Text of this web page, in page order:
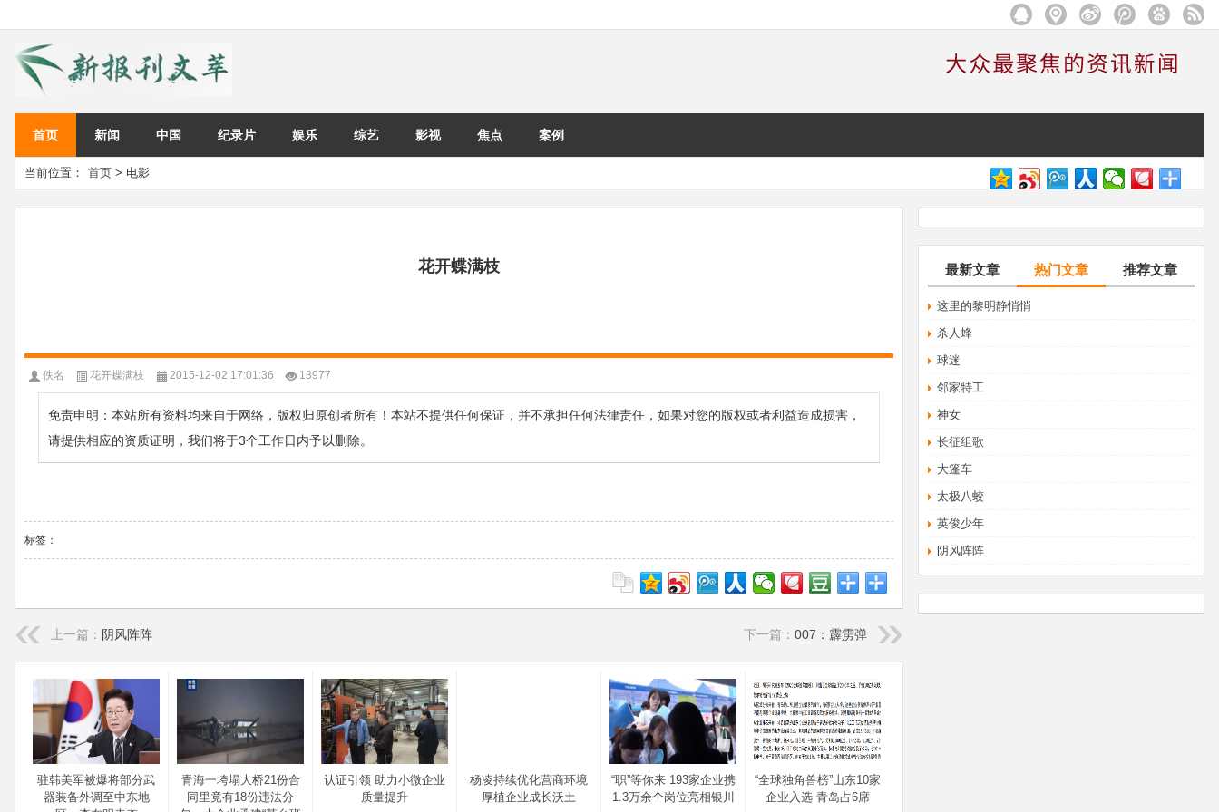
首页 新闻 中国 纪录片 娱乐 综艺 影视 焦点 案例
当前位置： 首页 > 电影
最新文章 热门文章 推荐文章
这里的黎明静悄悄
杀人蜂
球迷
邻家特工
神女
长征组歌
大篷车
太极八蛟
英俊少年
阴风阵阵
花开蝶满枝
佚名 花开蝶满枝 2015-12-02 17:01:36 13977
免责申明：本站所有资料均来自于网络，版权归原创者所有！本站不提供任何保证，并不承担任何法律责任，如果对您的版权或者利益造成损害，
请提供相应的资质证明，我们将于3个工作日内予以删除。
标签：
上一篇： 阴风阵阵 下一篇： 007：霹雳弹
驻韩美军被爆将部分武
器装备外调至中东地
青海一垮塌大桥21份合
同里竟有18份违法分
认证引领 助力小微企业
质量提升
杨凌持续优化营商环境
厚植企业成长沃土
“职”等你来 193家企业携
1.3万余个岗位亮相银川
“全球独角兽榜”山东10家
企业入选 青岛占6席